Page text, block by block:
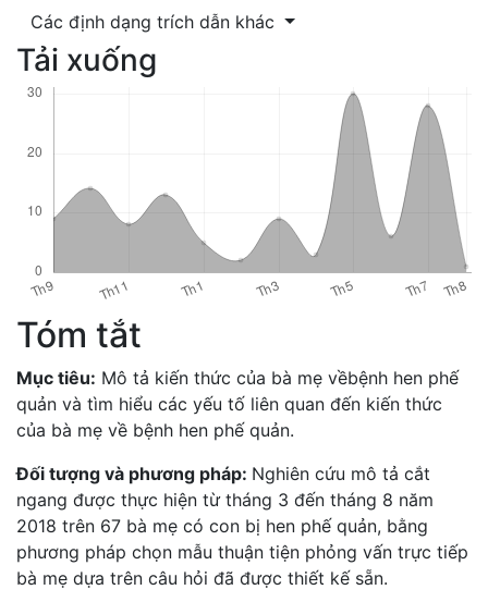
Các định dạng trích dẫn khác
Tải xuống
Tóm tắt
Mục tiêu: Mô tả kiến thức của bà mẹ vềbệnh hen phế
quản và tìm hiểu các yếu tố liên quan đến kiến thức
của bà mẹ về bệnh hen phế quản.
Đối tượng và phương pháp: Nghiên cứu mô tả cắt
ngang được thực hiện từ tháng 3 đến tháng 8 năm
2018 trên 67 bà mẹ có con bị hen phế quản, bằng
phương pháp chọn mẫu thuận tiện phỏng vấn trực tiếp
bà mẹ dựa trên câu hỏi đã được thiết kế sẵn.